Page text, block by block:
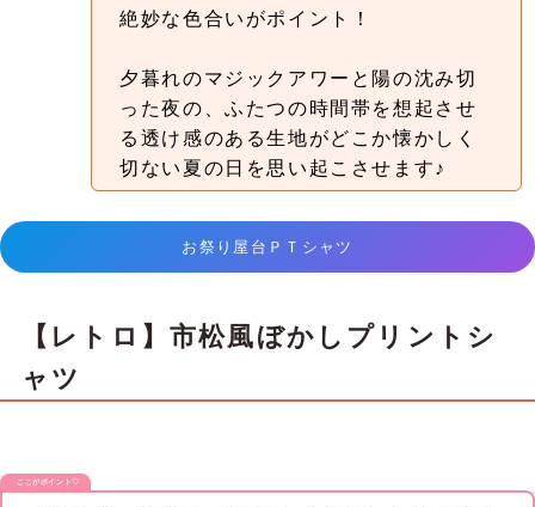
絶妙な色合いがポイント！
夕暮れのマジックアワーと陽の沈み切
った夜の、ふたつの時間帯を想起させ
る透け感のある生地がどこか懐かしく
切ない夏の日を思い起こさせます♪
お祭り屋台ＰＴシャツ
【レトロ】市松風ぼかしプリントシ
ャツ
ここがポイント♡